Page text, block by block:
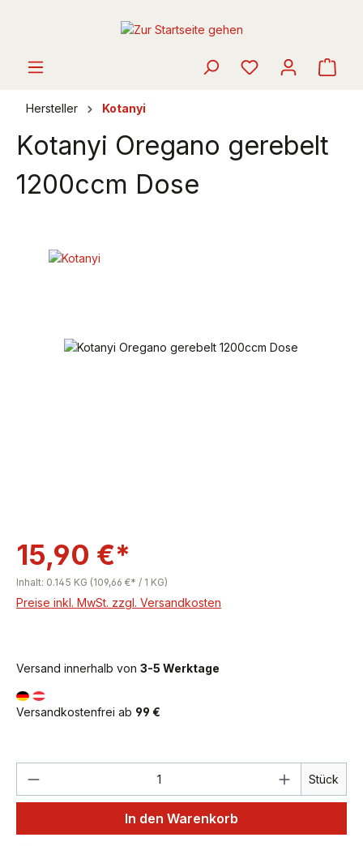
Hersteller Kotanyi
Kotanyi Oregano gerebelt
1200ccm Dose
Bildergalerie überspringen
15,90 €*
Inhalt: 0.145 KG (109,66 €* / 1 KG)
Preise inkl. MwSt. zzgl. Versandkosten
Versand innerhalb von 3-5 Werktage
Versandkostenfrei ab 99 €
Produkt Anzahl: Gib den Stück
In den Warenkorb